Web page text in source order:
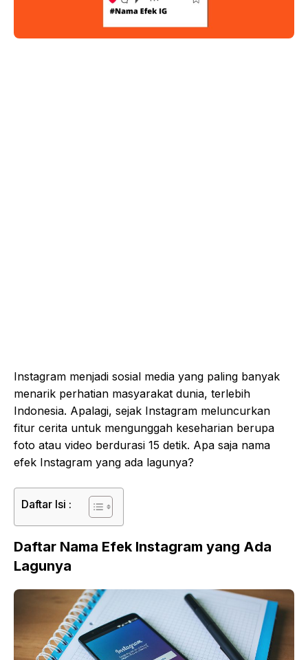
Instagram menjadi sosial media yang paling banyak
menarik perhatian masyarakat dunia, terlebih
Indonesia. Apalagi, sejak Instagram meluncurkan
fitur cerita untuk mengunggah keseharian berupa
foto atau video berdurasi 15 detik. Apa saja nama
efek Instagram yang ada lagunya?
Daftar Isi :
Daftar Nama Efek Instagram yang Ada
Lagunya